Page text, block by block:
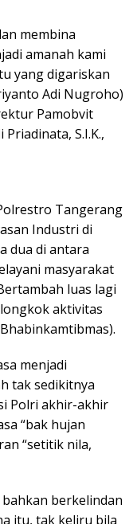
membina
amanah kami
yang digariskan
Adi Nugroho)
Pamobvit
S.I.K.,
Tangerang
Industri di
dua di antara
masyarakat
luas lagi
aktivitas
menjadi
tak sedikitnya
Polri akhir-akhir
“bak hujan
“setitik nila,
berkelindan
itu, tak keliru bila